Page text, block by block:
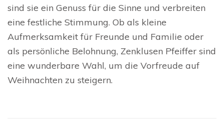
sind sie ein Genuss für die Sinne und verbreiten
eine festliche Stimmung. Ob als kleine
Aufmerksamkeit für Freunde und Familie oder
als persönliche Belohnung, Zenklusen Pfeiffer sind
eine wunderbare Wahl, um die Vorfreude auf
Weihnachten zu steigern.